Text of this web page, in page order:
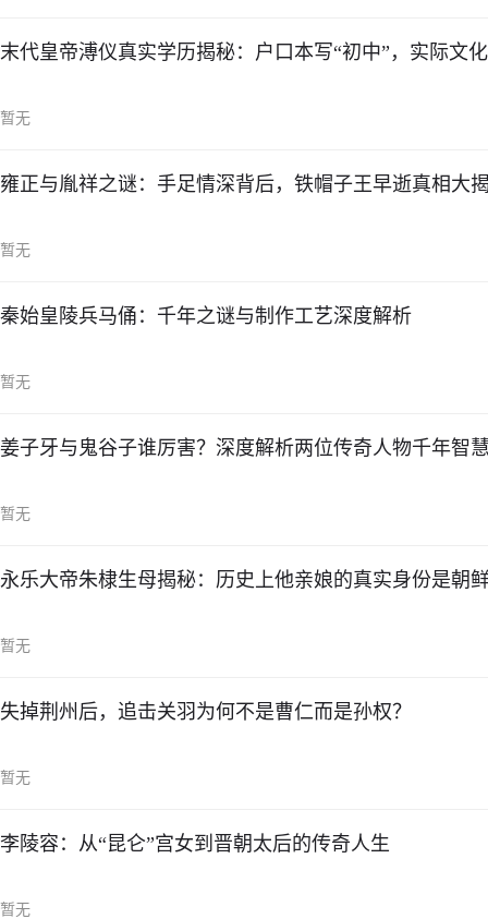
末代皇帝溥仪真实学历揭秘：户口本写“初中”，实际文
暂无
雍正与胤祥之谜：手足情深背后，铁帽子王早逝真相大
暂无
秦始皇陵兵马俑：千年之谜与制作工艺深度解析
暂无
姜子牙与鬼谷子谁厉害？深度解析两位传奇人物千年智
暂无
永乐大帝朱棣生母揭秘：历史上他亲娘的真实身份是朝
暂无
失掉荆州后，追击关羽为何不是曹仁而是孙权？
暂无
李陵容：从“昆仑”宫女到晋朝太后的传奇人生
暂无